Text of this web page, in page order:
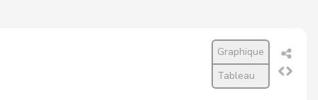
Graphique
Tableau